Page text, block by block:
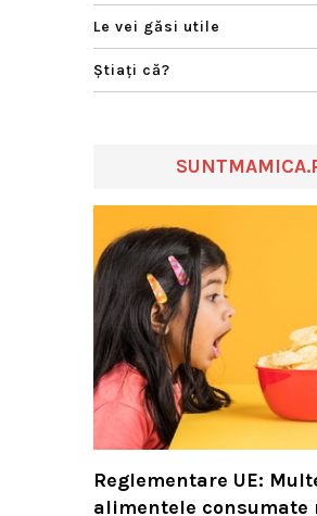
Le vei găsi utile
Ştiaţi că?
Reglementare UE:
alimentele consumate